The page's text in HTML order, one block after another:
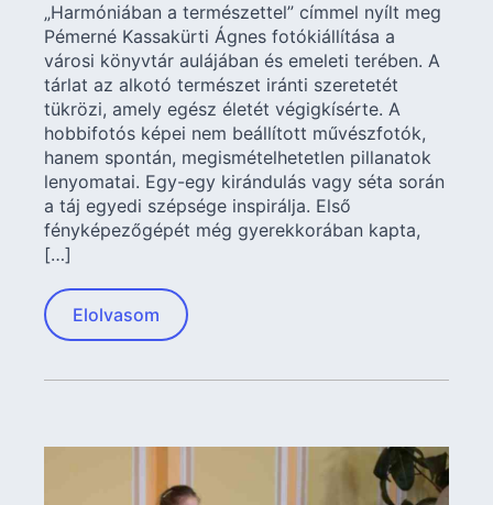
„Harmóniában a természettel” címmel nyílt meg
Pémerné Kassakürti Ágnes fotókiállítása a
városi könyvtár aulájában és emeleti terében. A
tárlat az alkotó természet iránti szeretetét
tükrözi, amely egész életét végigkísérte. A
hobbifotós képei nem beállított művészfotók,
hanem spontán, megismételhetetlen pillanatok
lenyomatai. Egy-egy kirándulás vagy séta során
a táj egyedi szépsége inspirálja. Első
fényképezőgépét még gyerekkorában kapta,
[…]
Elolvasom